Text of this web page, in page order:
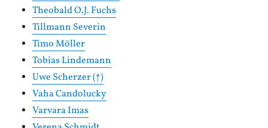
Theobald O.J. Fuchs
Tillmann Severin
Timo Möller
Tobias Lindemann
Uwe Scherzer (†)
Vaha Candolucky
Varvara Imas